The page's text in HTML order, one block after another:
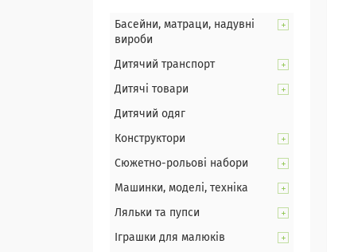
Басейни, матраци, надувні
вироби
Дитячий транспорт
Дитячі товари
Дитячий одяг
Конструктори
Сюжетно-рольові набори
Машинки, моделі, техніка
Ляльки та пупси
Іграшки для малюків